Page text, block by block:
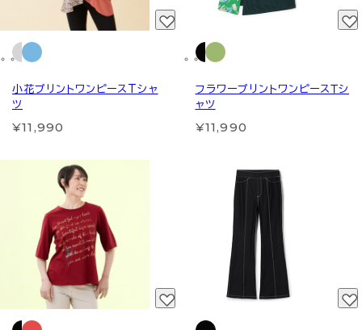
小花プリントワンピースTシャ
ツ
¥11,990
フラワープリントワンピースＴシ
ャツ
¥11,990